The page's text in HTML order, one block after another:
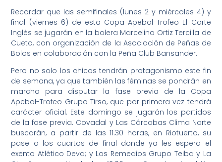
Recordar que las semifinales (lunes 2 y miércoles 4) y
final (viernes 6) de esta Copa Apebol-Trofeo El Corte
Inglés se jugarán en la bolera Marcelino Ortiz Tercilla de
Cueto, con organización de la Asociación de Peñas de
Bolos en colaboración con la Peña Club Bansander.
Pero no solo los chicos tendrán protagonismo este fin
de semana, ya que también las féminas se pondrán en
marcha para disputar la fase previa de la Copa
Apebol-Trofeo Grupo Tirso, que por primera vez tendrá
carácter oficial. Este domingo se jugarán los partidos
de la fase previa. Covadal y Las Cárcobas Clima Norte
buscarán, a partir de las 11.30 horas, en Riotuerto, su
pase a los cuartos de final donde ya les espera el
exento Atlético Deva; y Los Remedios Grupo Teiba y La